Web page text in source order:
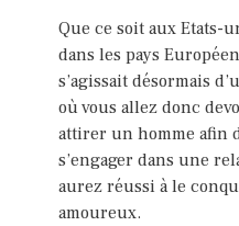
Que ce soit aux Etats-
dans les pays
s’agissait désormais
où vous allez donc
attirer un homme afin
s’engager dans une
aurez réussi à le
amoureux.